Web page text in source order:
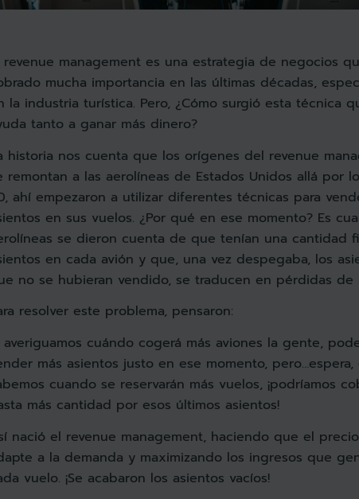
revenue management es una estrategia de negocios
mucha importancia en las últimas décadas,
la industria turística. Pero, ¿Cómo surgió esta técnica
tanto a ganar más dinero?
historia nos cuenta que los orígenes del revenue
remontan a las aerolíneas de Estados Unidos allá por
ahí empezaron a utilizar diferentes técnicas para
en sus vuelos. ¿Por qué en ese momento? Es
se dieron cuenta de que tenían una cantidad
en cada avión y que, una vez despegaba, los
no se hubieran vendido, se traducen en pérdidas de
resolver este problema, pensaron:
averiguamos cuándo cogerá más aviones la gente,
más asientos justo en ese momento, pero…espera,
cuando se reservarán más vuelos, ¡podríamos
más cantidad por esos últimos asientos!
nació el revenue management, haciendo que el
a la demanda y maximizando los ingresos que
vuelo. ¡Se acabaron los asientos vacíos!